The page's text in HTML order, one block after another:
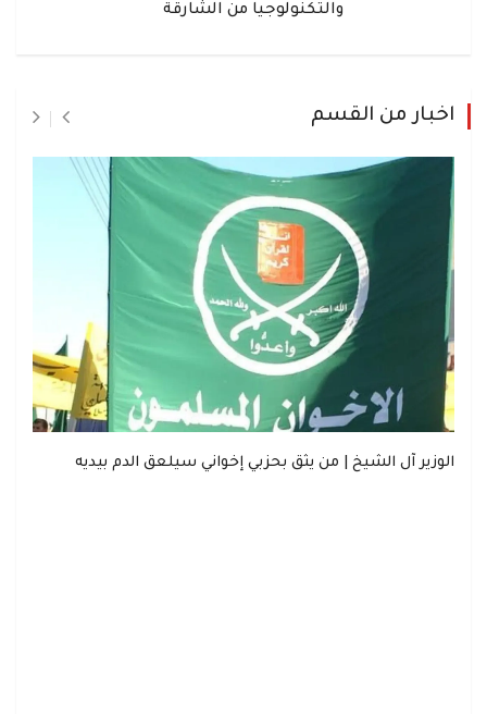
والتكنولوجيا من الشارقة
اخبار من القسم
الوزير آل الشيخ | من يثق بحزبي إخواني سيلعق الدم بيديه